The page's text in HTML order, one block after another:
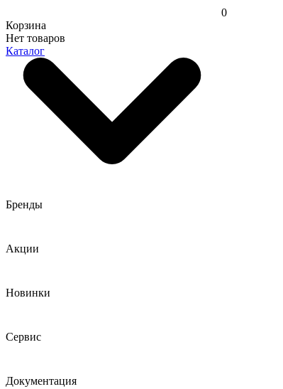
0
Корзина
Нет товаров
Каталог
Бренды
Акции
Новинки
Сервис
Документация